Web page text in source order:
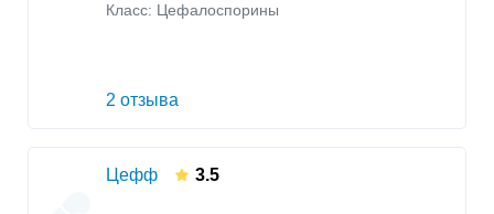
Класс: Цефалоспорины
2 отзыва
Цефф 3.5